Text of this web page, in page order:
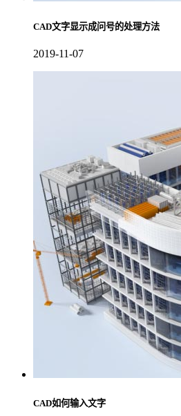
CAD文字显示成问号的处理方法
2019-11-07
CAD如何输入文字